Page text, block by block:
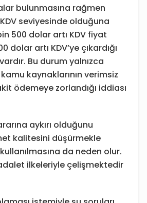
bulunmasına rağmen
seviyesinde olduğuna
500 dolar artı KDV fiyat
artı KDV’ye çıkardığı
Bu durum yalnızca
kaynaklarının verimsiz
ödemeye zorlandığı iddiası
aykırı olduğunu
kalitesini düşürmekle
da neden olur.
adalet ilkeleriyle çelişmektedir